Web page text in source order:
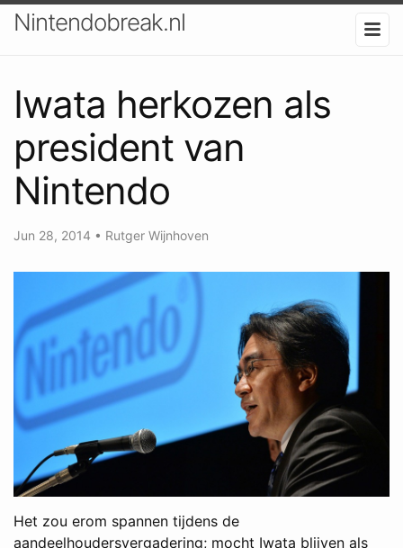
Nintendobreak.nl
Iwata herkozen als
president van
Nintendo
Jun 28, 2014 • Rutger Wijnhoven
Het zou erom spannen tijdens de
aandeelhoudersvergadering; mocht Iwata blijven als